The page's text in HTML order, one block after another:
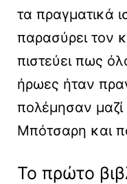
τα πραγματικά
παρασύρει τον
πιστεύει πως
ήρωες ήταν
πολέμησαν
Μπότσαρη και
Το πρώτο